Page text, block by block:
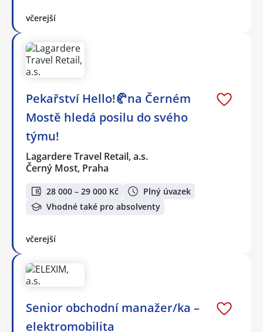
včerejší
Pekařství Hello!🥐na Černém
Mostě hledá posilu do svého
týmu!
Lagardere Travel Retail, a.s.
Černý Most, Praha
28 000 – 29 000 Kč
Plný úvazek
Vhodné také pro absolventy
včerejší
Senior obchodní manažer/ka –
elektromobilita